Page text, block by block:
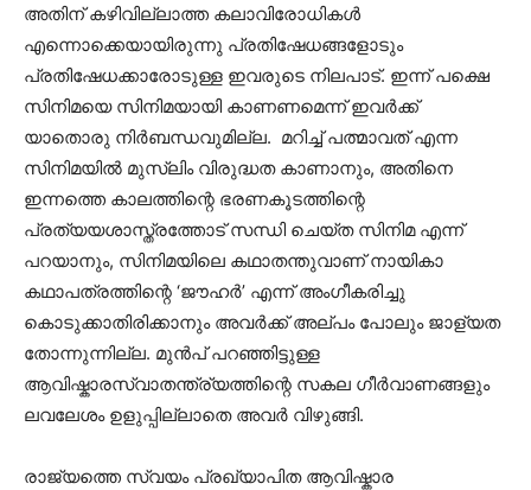
അതിന് കഴിവില്ലാത്ത കലാവിരോധികൾ
എന്നൊക്കെയായിരുന്നു പ്രതിഷേധങ്ങളോടും
പ്രതിഷേധക്കാരോടുള്ള ഇവരുടെ നിലപാട്. ഇന്ന് പക്ഷെ
സിനിമയെ സിനിമയായി കാണണമെന്ന് ഇവർക്ക്
യാതൊരു നിർബന്ധവുമില്ല. മറിച്ച് പത്മാവത് എന്ന
സിനിമയിൽ മുസ്ലിം വിരുദ്ധത കാണാനും, അതിനെ
ഇന്നത്തെ കാലത്തിന്റെ ഭരണകൂടത്തിന്റെ
പ്രത്യയശാസ്ത്രത്തോട് സന്ധി ചെയ്ത സിനിമ എന്ന്
പറയാനും, സിനിമയിലെ കഥാതന്തുവാണ് നായികാ
കഥാപത്രത്തിന്റെ ‘ജൗഹർ’ എന്ന് അംഗീകരിച്ചു
കൊടുക്കാതിരിക്കാനും അവർക്ക് അല്പം പോലും ജാള്യത
തോന്നുന്നില്ല. മുൻപ് പറഞ്ഞിട്ടുള്ള
ആവിഷ്കാരസ്വാതന്ത്ര്യത്തിന്റെ സകല ഗീർവാണങ്ങളും
ലവലേശം ഉളുപ്പില്ലാതെ അവർ വിഴുങ്ങി.
രാജ്യത്തെ സ്വയം പ്രഖ്യാപിത ആവിഷ്കാര